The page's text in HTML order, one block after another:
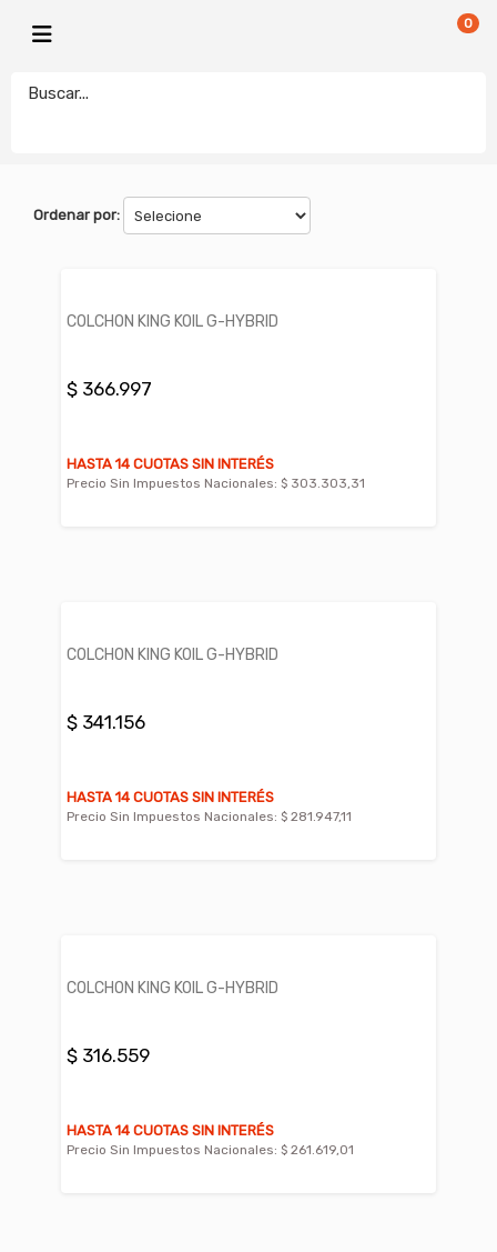
0
electronicamegatonesrl
Ordenar por:
COLCHON KING KOIL G-HYBRID
$ 366.997
HASTA 14 CUOTAS SIN INTERÉS
Precio Sin Impuestos Nacionales: $ 303.303,31
COLCHON KING KOIL G-HYBRID
$ 341.156
HASTA 14 CUOTAS SIN INTERÉS
Precio Sin Impuestos Nacionales: $ 281.947,11
COLCHON KING KOIL G-HYBRID
$ 316.559
HASTA 14 CUOTAS SIN INTERÉS
Precio Sin Impuestos Nacionales: $ 261.619,01